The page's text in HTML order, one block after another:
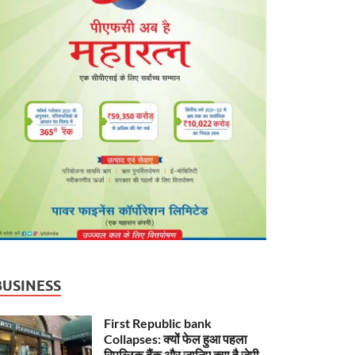
First Republic bank
Collapses: क्यों फेल हुआ पहला